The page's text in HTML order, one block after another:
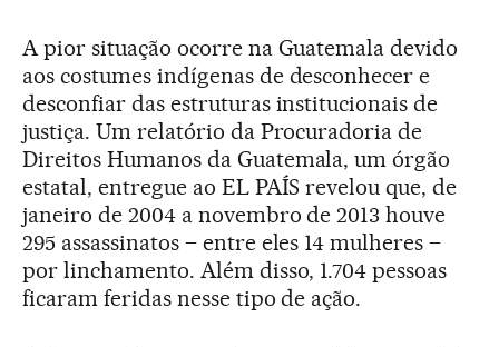
A pior situação ocorre na Guatemala devido
aos costumes indígenas de desconhecer e
desconfiar das estruturas institucionais de
justiça. Um relatório da Procuradoria de
Direitos Humanos da Guatemala, um órgão
estatal, entregue ao EL PAÍS revelou que, de
janeiro de 2004 a novembro de 2013 houve
295 assassinatos – entre eles 14 mulheres –
por linchamento. Além disso, 1.704 pessoas
ficaram feridas nesse tipo de ação.